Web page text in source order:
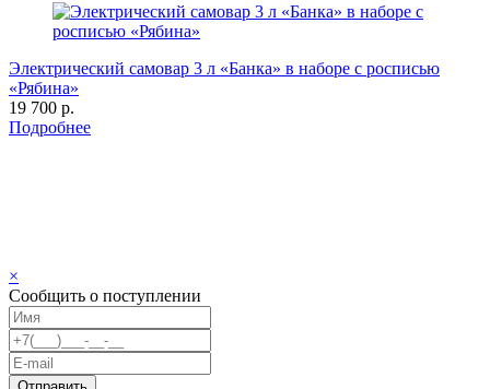
Электрический самовар 3 л «Банка» в наборе с росписью
«Рябина»
19 700 р.
Подробнее
×
Сообщить о поступлении